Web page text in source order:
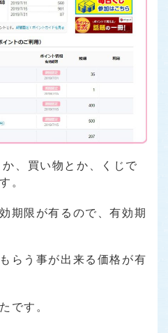
、買い物とか、くじで
。
期限が有るので、有効期
らう事が出来る価格が有
です。